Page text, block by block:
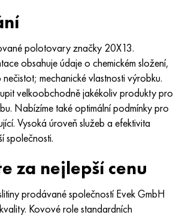
polotovary značky 20X13.
obsahuje údaje o chemickém složení,
mechanické vlastnosti výrobku.
velkoobchodně jakékoliv produkty pro
Nabízíme také optimální podmínky pro
Vysoká úroveň služeb a efektivita
společnosti.
za nejlepší cenu
prodávané společností Evek GmbH
Kovové role standardních